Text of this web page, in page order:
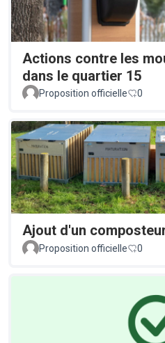
Actions contre les
dans le quartier 15
Proposition officielle 0
Ajout d'un
Proposition officielle
0